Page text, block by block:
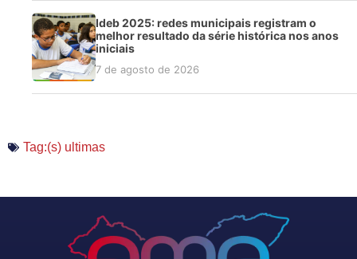
Ideb 2025: redes municipais registram o
melhor resultado da série histórica nos anos
iniciais
7 de agosto de 2026
Tag:(s) ultimas